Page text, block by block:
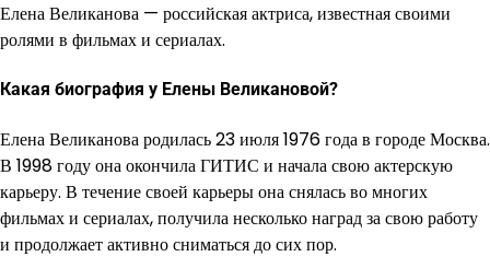
Елена Великанова — российская актриса, известная своими
ролями в фильмах и сериалах.
Какая биография у Елены Великановой?
Елена Великанова родилась 23 июля 1976 года в городе Москва.
В 1998 году она окончила ГИТИС и начала свою актерскую
карьеру. В течение своей карьеры она снялась во многих
фильмах и сериалах, получила несколько наград за свою работу
и продолжает активно сниматься до сих пор.